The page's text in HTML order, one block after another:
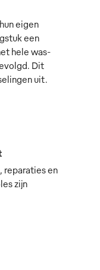
eigen
een
hele was-
Dit
uit.
reparaties en
zijn